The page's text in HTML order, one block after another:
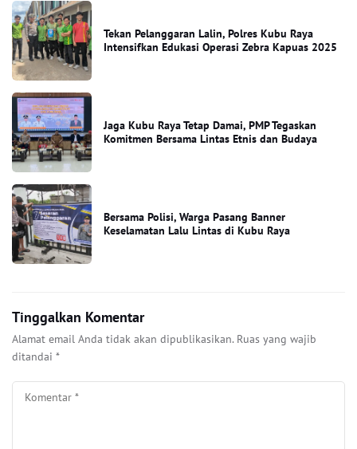
Tekan Pelanggaran Lalin, Polres Kubu Raya
Intensifkan Edukasi Operasi Zebra Kapuas 2025
Jaga Kubu Raya Tetap Damai, PMP Tegaskan
Komitmen Bersama Lintas Etnis dan Budaya
Bersama Polisi, Warga Pasang Banner
Keselamatan Lalu Lintas di Kubu Raya
Tinggalkan Komentar
Alamat email Anda tidak akan dipublikasikan. Ruas yang wajib
ditandai *